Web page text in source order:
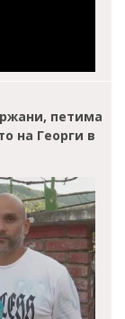
петима
на Георги в